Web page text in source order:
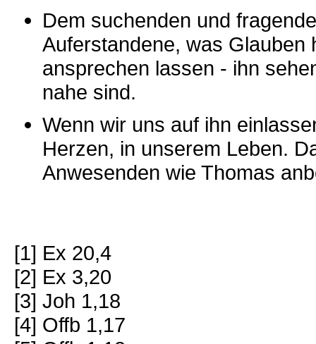
Dem suchenden und
Auferstandene, was
ansprechen lassen - ihn
nahe sind.
Wenn wir uns auf ihn
Herzen, in unserem Leben.
Anwesenden wie Thomas
[1] Ex 20,4
[2] Ex 3,20
[3] Joh 1,18
[4] Offb 1,17